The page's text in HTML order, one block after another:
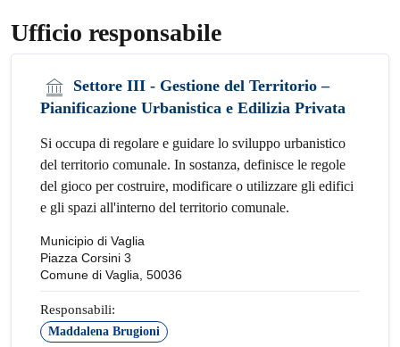
Ufficio responsabile
Settore III - Gestione del Territorio –
Pianificazione Urbanistica e Edilizia Privata
Si occupa di regolare e guidare lo sviluppo urbanistico
del territorio comunale. In sostanza, definisce le regole
del gioco per costruire, modificare o utilizzare gli edifici
e gli spazi all'interno del territorio comunale.
Municipio di Vaglia
Piazza Corsini 3
Comune di Vaglia, 50036
Responsabili:
Maddalena Brugioni